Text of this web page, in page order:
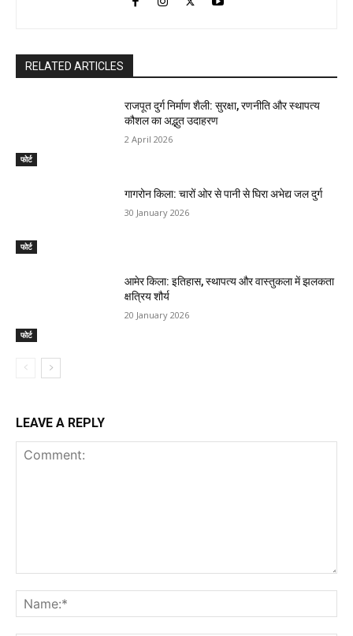
RELATED ARTICLES
फोर्ट
राजपूत दुर्ग निर्माण शैली: सुरक्षा, रणनीति और स्थापत्य
कौशल का अद्भुत उदाहरण
2 April 2026
फोर्ट
गागरोन किला: चारों ओर से पानी से घिरा अभेद्य जल दुर्ग
30 January 2026
फोर्ट
आमेर किला: इतिहास, स्थापत्य और वास्तुकला में झलकता
क्षत्रिय शौर्य
20 January 2026
LEAVE A REPLY